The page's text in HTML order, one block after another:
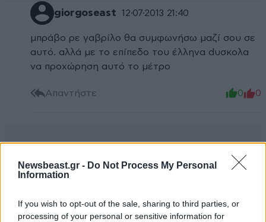
Newsbeast.gr - Do Not Process My Personal
Information
If you wish to opt-out of the sale, sharing to third parties, or
processing of your personal or sensitive information for
giorgoseast 12·07·2013 21:40
μπράβο ρε γαβρίλο θα συμφωνήσω μαζί σου σε
αυτό. αλλά με το επίπεδο του έλληνα dυσκολα
να προχώρηση αυτό το μέτρο
Απαντήστε 0 0